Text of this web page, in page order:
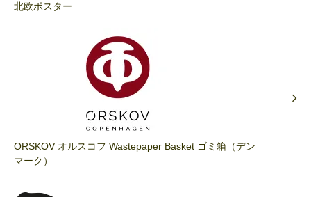
北欧ポスター
ORSKOV オルスコフ Wastepaper Basket ゴミ箱（デン
マーク）